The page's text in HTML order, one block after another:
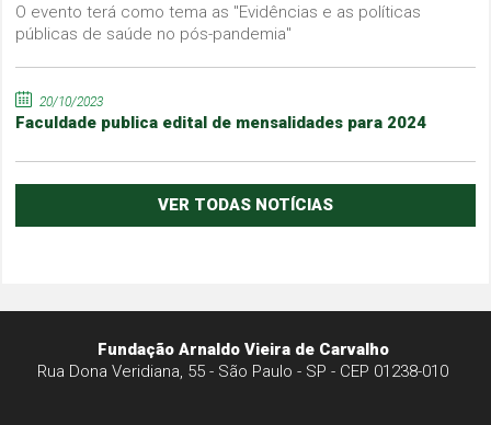
O evento terá como tema as "Evidências e as políticas
públicas de saúde no pós-pandemia"
20/10/2023
Faculdade publica edital de mensalidades para 2024
VER TODAS NOTÍCIAS
Fundação Arnaldo Vieira de Carvalho
Rua Dona Veridiana, 55 - São Paulo - SP - CEP 01238-010